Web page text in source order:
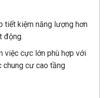
tiết kiệm năng lượng hơn
động.
việc cực lớn phù hợp với
chung cư cao tầng